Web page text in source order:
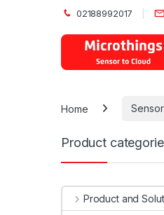
02188992017
Home
Product
Product and